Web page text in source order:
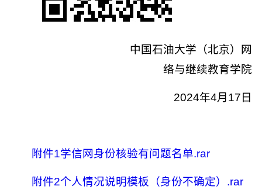
中国石油大学（北京）网
络与继续教育学院
2024年4月 17日
附件1学信网身份核验有问题名单.rar
附件2个人情况说明模板（身份不确定）.rar